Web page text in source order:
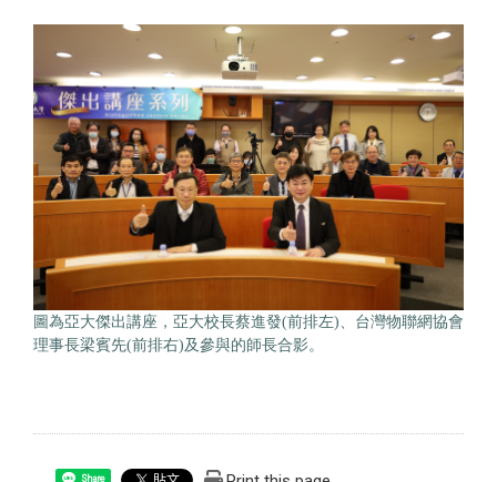
圖為亞大傑出講座，亞大校長蔡進發(前排左)、台灣物聯網協會
理事長梁賓先(前排右)及參與的師長合影。
Share